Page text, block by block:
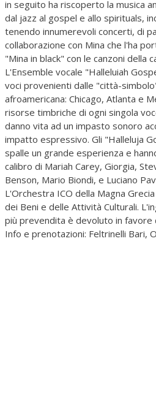
in seguito ha riscoperto la musica
dal jazz al gospel e allo spirituals,
tenendo innumerevoli concerti, di
collaborazione con Mina che l'ha
"Mina in black" con le canzoni della
L'Ensemble vocale "Halleluiah
voci provenienti dalle "città-
afroamericana: Chicago, Atlanta e
risorse timbriche di ogni singola
danno vita ad un impasto sonoro
impatto espressivo. Gli "Halleluja
spalle un grande esperienza e
calibro di Mariah Carey, Giorgia,
Benson, Mario Biondi, e Luciano
L'Orchestra ICO della Magna
dei Beni e delle Attività Culturali.
più prevendita è devoluto in favore
Info e prenotazioni: Feltrinelli Bari,